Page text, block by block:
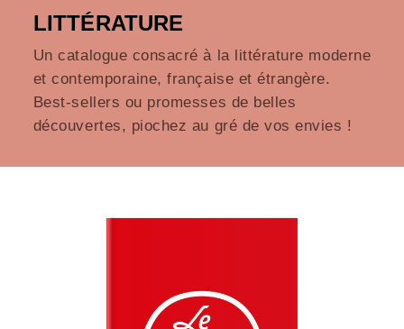
LITTÉRATURE
Un catalogue consacré à la littérature moderne
et contemporaine, française et étrangère.
Best-sellers ou promesses de belles
découvertes, piochez au gré de vos envies !